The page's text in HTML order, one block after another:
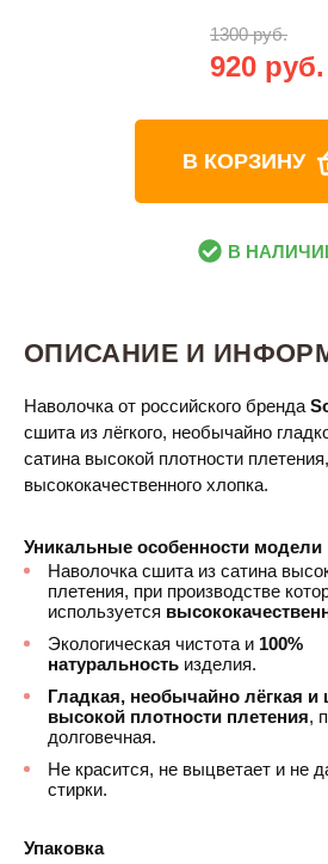
1300 руб.
920 руб.
В КОРЗИНУ
В
ОПИСАНИЕ И
Наволочка от российского бренда
сшита из лёгкого, необычайно
сатина высокой плотности
высококачественного хлопка.
Уникальные особенности модели
Наволочка сшита из сатина
плетения, при производстве
используется
Экологическая чистота и 100%
натуральность изделия.
Гладкая, необычайно лёгкая и
высокой плотности плетения,
долговечная.
Не красится, не выцветает и не
стирки.
Упаковка